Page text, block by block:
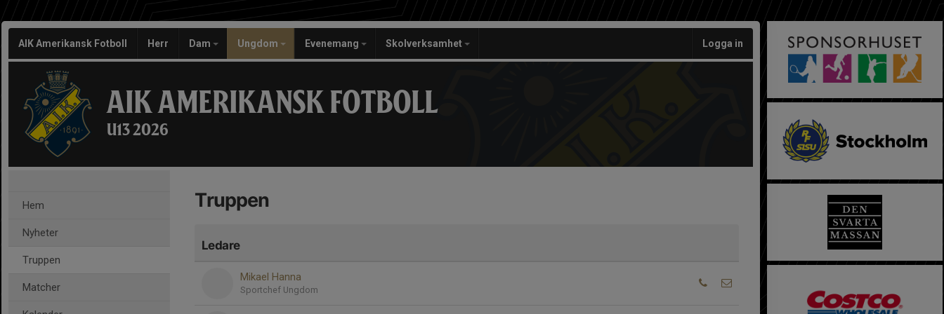
AIK Amerikansk Fotboll Herr Dam Ungdom Evenemang Skolverksamhet Logga in
AIK AMERIKANSK FOTBOLL
U13 2026
Hem
Nyheter
Truppen
Matcher
Truppen
Ledare
Mikael Hanna
Sportchef Ungdom